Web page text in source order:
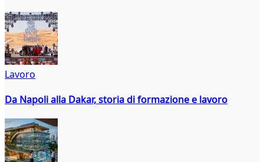
Lavoro
Da Napoli alla Dakar, storia di formazione e lavoro